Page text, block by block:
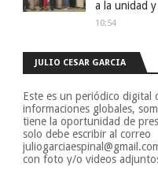
a la unidad
10:54
JULIO CESAR GARCIA
Este es un periódico digital
informaciones globales,
tiene la oportunidad de
solo debe escribir al correo
con foto y/o videos